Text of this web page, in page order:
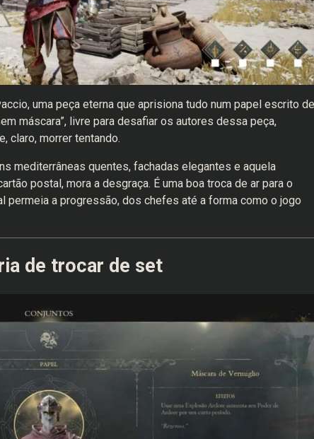
uma peça eterna que aprisiona tudo num papel escrito de
máscara”, livre para desafiar os autores dessa peça,
claro, morrer tentando.
mediterrâneas quentes, fachadas elegantes e aquela
postal, mora a desgraça. É uma boa troca de ar para o
permeia a progressão, dos chefes até a forma como o jogo
de trocar de set